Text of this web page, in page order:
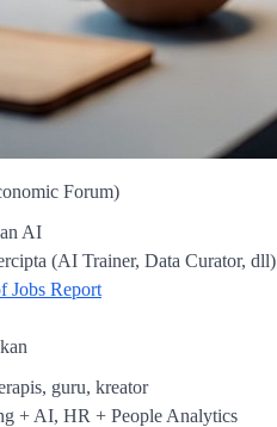
Forum)
AI
(AI Trainer, Data Curator, dll)
Jobs Report
guru, kreator
+ AI, HR + People Analytics